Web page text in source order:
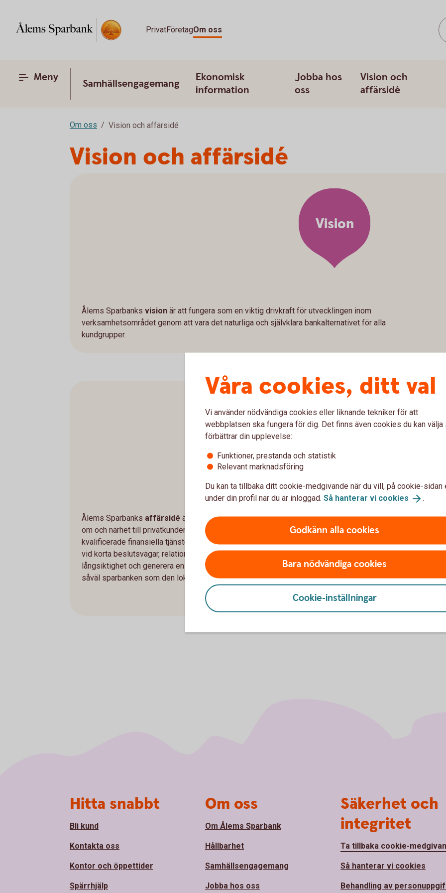
PrivatFöretagOm oss
Meny Samhällsengagemang
Ekonomisk
information
Jobba hos
oss
Vision och
affärsidé
Om oss Vision och affärsidé
Vision och affärsidé
Ålems Sparbanks vision är att fungera som en viktig drivkraft för utvecklingen inom
verksamhetsområdet genom att vara det naturliga och självklara bankalternativet för alla
kundgrupper.
Vision
Ålems Sparbanks affärsidé är att vara en lokal och självständig bank som har kännedom
om och närhet till privatkunder och det lokala näringslivet. Sparbanken ska erbjuda
kvalificerade finansiella tjänster som anpassas efter kundens behov. Stor vikt ska läggas
vid korta beslutsvägar, relationer och personlig service. Verksamheten ska präglas av
långsiktighet och generera en uthållig lönsamhet som möjliggör fortsatt utveckling av
såväl sparbanken som den lokala marknaden.
Affärsidé
Våra cookies, ditt val
Vi använder nödvändiga cookies eller liknande tekniker för att
webbplatsen ska fungera för dig. Det finns även cookies du kan välja
förbättrar din upplevelse:
Funktioner, prestanda och statistik
Relevant marknadsföring
Du kan ta tillbaka ditt cookie-medgivande när du vill, på cookie-sidan
under din profil när du är inloggad. Så hanterar vi cookies .
Godkänn alla cookies
Bara nödvändiga cookies
Cookie-inställningar
Hitta snabbt
Bli kund
Kontakta oss
Kontor och öppettider
Spärrhjälp
Om oss
Om Ålems Sparbank
Hållbarhet
Samhällsengagemang
Jobba hos oss
Säkerhet och
integritet
Ta tillbaka cookie-
Så hanterar vi cookies
Behandling av